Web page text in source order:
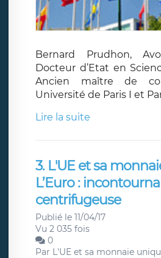
Bernard Prudhon,
Docteur d’Etat en
Ancien maître de
Université de Paris I et
Lire la suite
3. L'UE et sa
L’Euro :
centrifugeuse
Publié le 11/04/17
Vu 2 035 fois
0
Par L'UE et sa monnaie